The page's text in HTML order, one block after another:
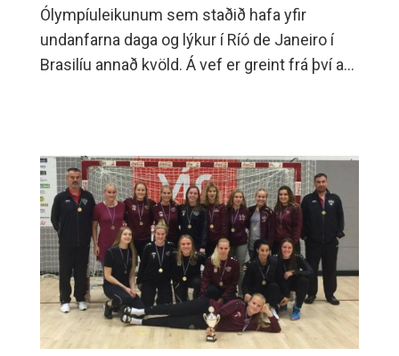
Ólympíuleikunum sem staðið hafa yfir
undanfarna daga og lýkur í Ríó de Janeiro í
Brasilíu annað kvöld. Á vef er greint frá því að